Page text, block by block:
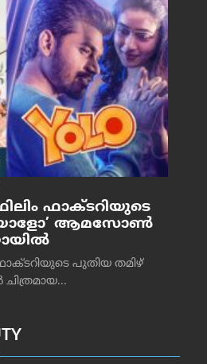
ഫാക്ടറിയുടെ
‘യോളോ’ ആമസോൺ
ഫാക്ടറിയുടെ പുതിയ തമിഴ്
ചിത്രമായ...